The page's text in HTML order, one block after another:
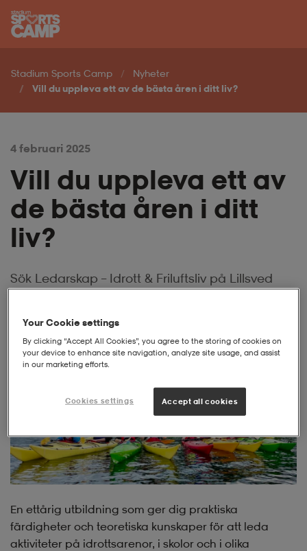
Hoppa till innehåll på sidan
Stadium Sports Camp
Nyheter
Vill du uppleva ett av de bästa åren i ditt liv?
4 februari 2025
Vill du uppleva ett av
de bästa åren i ditt
liv?
Sök Ledarskap – Idrott & Friluftsliv på Lillsved
En ettårig utbildning som ger dig praktiska
färdigheter och teoretiska kunskaper för att leda
aktiviteter på idrottsarenor, i skolor och i olika
Your Cookie settings
By clicking “Accept All Cookies”, you agree to the storing of cookies on
your device to enhance site navigation, analyze site usage, and assist
in our marketing efforts.
Cookies settings Accept all cookies